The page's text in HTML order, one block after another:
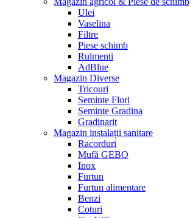
Ulei
Vaselina
Filtre
Piese schimb
Rulmenti
AdBlue
Magazin Diverse
Tricouri
Seminte Flori
Seminte Gradina
Gradinarit
Magazin instalații sanitare
Racorduri
Mufă GEBO
Inox
Furtun
Furtun alimentare
Benzi
Coturi